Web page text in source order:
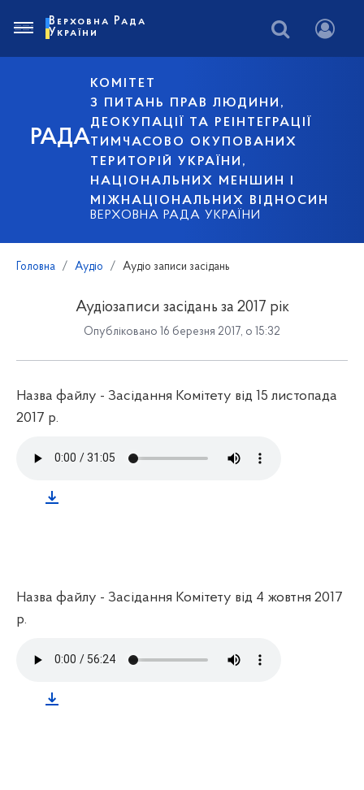
РАДА
КОМІТЕТ
З ПИТАНЬ ПРАВ ЛЮДИНИ,
ДЕОКУПАЦІЇ ТА РЕІНТЕГРАЦІЇ
ТИМЧАСОВО ОКУПОВАНИХ
ТЕРИТОРІЙ УКРАЇНИ,
НАЦІОНАЛЬНИХ МЕНШИН І
МІЖНАЦІОНАЛЬНИХ ВІДНОСИН
ВЕРХОВНА РАДА УКРАЇНИ
Верховна Рада
України
Головна Аудіо Аудіо записи засідань
Аудіозаписи засідань за 2017 рік
Опубліковано 16 березня 2017, о 15:32
Назва файлу - Засідання Комітету від 15 листопада
2017 р.
Назва файлу - Засідання Комітету від 4 жовтня 2017
р.